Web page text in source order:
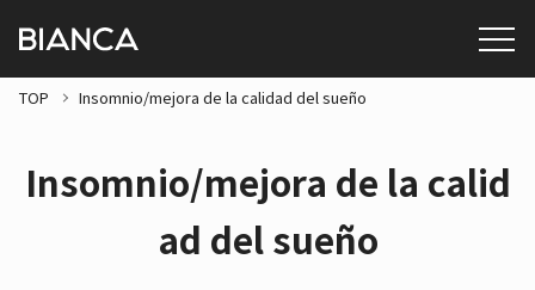
TOP Insomnio/mejora de la calidad del sueño
Insomnio/mejora de la calid
ad del sueño